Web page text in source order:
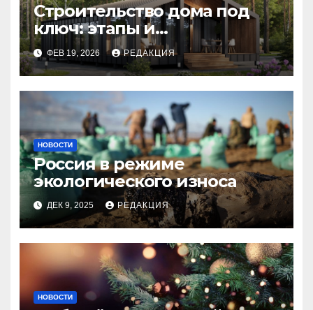
Строительство дома под
ключ: этапы и
планирование бюджета
ФЕВ 19, 2026 РЕДАКЦИЯ
НОВОСТИ
Россия в режиме
экологического износа
ДЕК 9, 2025 РЕДАКЦИЯ
НОВОСТИ